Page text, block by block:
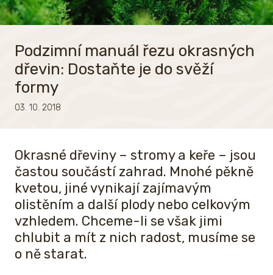
Podzimní manuál řezu okrasných
dřevin: Dostaňte je do svěží
formy
03. 10. 2018
Okrasné dřeviny – stromy a keře – jsou
častou součástí zahrad. Mnohé pěkně
kvetou, jiné vynikají zajímavým
olistěním a další plody nebo celkovým
vzhledem. Chceme-li se však jimi
chlubit a mít z nich radost, musíme se
o ně starat.